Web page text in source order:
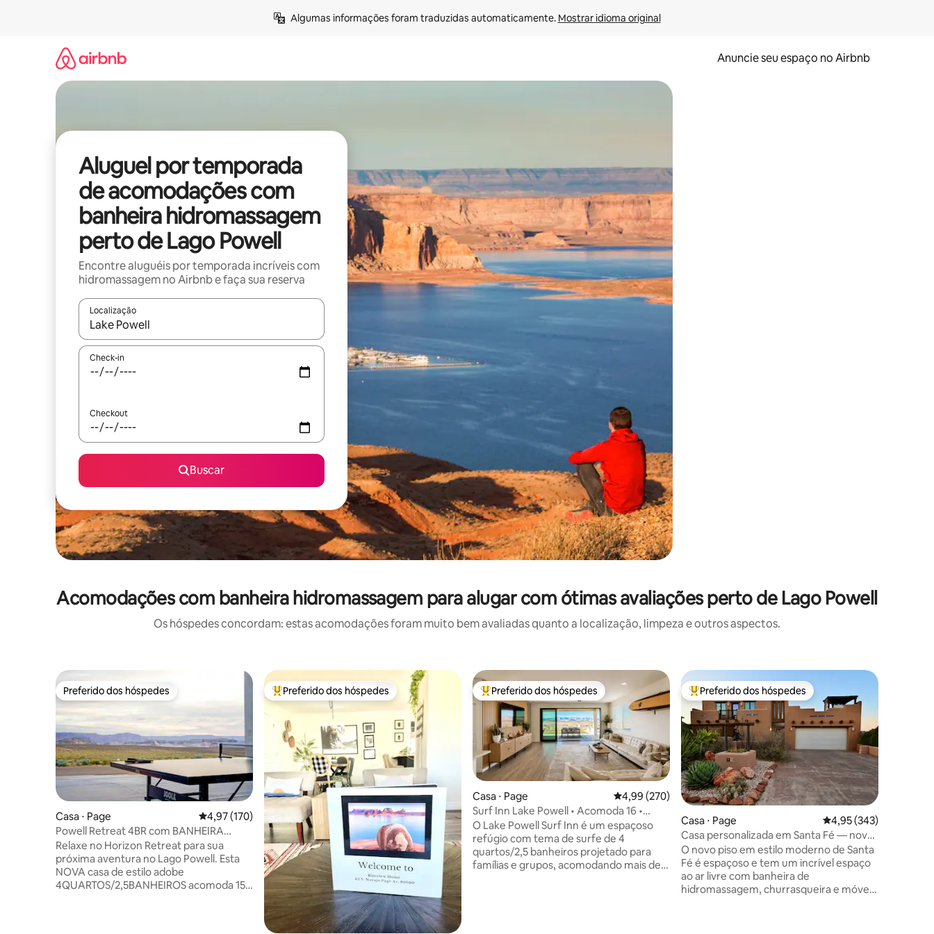
Algumas informações foram traduzidas automaticamente. Mostrar idioma original
Anuncie seu espaço no Airbnb
Aluguel por temporada
de acomodações com
banheira hidromassagem
perto de Lago Powell
Encontre aluguéis por temporada incríveis com
hidromassagem no Airbnb e faça sua reserva
Localização
Quando os resultados estiverem disponíveis, explore-os usando as seta para cima e para baixo do teclado ou tocando e deslizando o dedo na tela.
Check-in
Checkout
Buscar
Acomodações com banheira hidromassagem para alugar com ótimas avaliações perto de Lago Powell
Os hóspedes concordam: estas acomodações foram muito bem avaliadas quanto a localização, limpeza e outros aspectos.
Preferido dos hóspedes
Preferido dos hóspedes
Casa ⋅ Page 4,97 de uma avaliação média de 5, 170 avaliações
4,97 (170)
Powell Retreat 4BR com BANHEIRA
QUENTE, VISTAS e SALA DE JOGOS!
Relaxe no Horizon Retreat para sua
próxima aventura no Lago Powell. Esta
NOVA casa de estilo adobe
4QUARTOS/2,5BANHEIROS acomoda 15
Entre os melhores preferidos dos hóspedes
Preferido dos hóspedes Entre os melhores preferidos dos hóspedes
Preferido dos hóspedes
Casa ⋅ Page 4,99 de uma avaliação média de 5, 270 avaliações
4,99 (270)
Surf Inn Lake Powell • Acomoda 16 •
Banheira de hidromassagem e vista
O Lake Powell Surf Inn é um espaçoso
refúgio com tema de surfe de 4
quartos/2,5 banheiros projetado para
famílias e grupos, acomodando mais de
Entre os melhores preferidos dos hóspedes
Preferido dos hóspedes
Casa ⋅ Page 4,95 de uma avaliação
4,95 (343)
Casa personalizada em Santa Fé — nova
banheira de hidromassagem e vista para
o deserto!
O novo piso em estilo moderno de Santa
Fé é espaçoso e tem um incrível espaço
ao ar livre com banheira de
hidromassagem, churrasqueira e móveis